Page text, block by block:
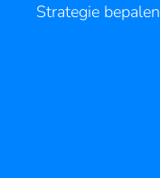
Strategie bepalen